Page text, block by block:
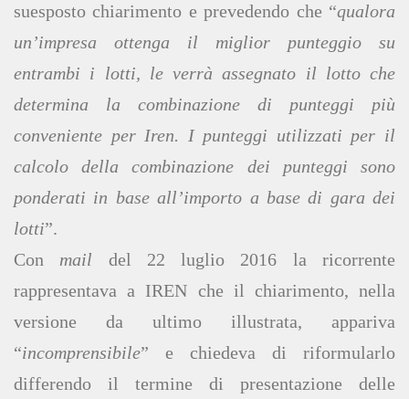
suesposto chiarimento e prevedendo che “qualora
un’impresa ottenga il miglior punteggio su
entrambi i lotti, le verrà assegnato il lotto che
determina la combinazione di punteggi più
conveniente per Iren. I punteggi utilizzati per il
calcolo della combinazione dei punteggi sono
ponderati in base all’importo a base di gara dei
lotti”.
Con mail del 22 luglio 2016 la ricorrente
rappresentava a IREN che il chiarimento, nella
versione da ultimo illustrata, appariva
“incomprensibile” e chiedeva di riformularlo
differendo il termine di presentazione delle